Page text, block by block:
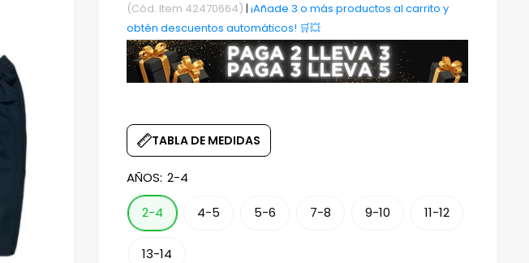
(Cód. Item 42470664) |¡Añade 3 o más productos al carrito y
obtén descuentos automáticos! 🛒💥
TABLA DE MEDIDAS
AÑOS: 2-4
2-4 4-5 5-6 7-8 9-10 11-12
13-14